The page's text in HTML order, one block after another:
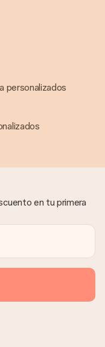
personalizados
en tu primera